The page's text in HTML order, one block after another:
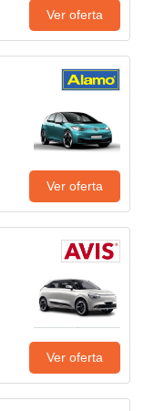
Ver oferta
Ver oferta
Ver oferta